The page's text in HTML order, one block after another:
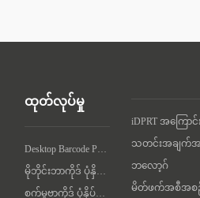
ထုတ်လုပ်မှု
iDPRT အကြောင်
ဘလော့ဂ်
မိတ်ဖက်အစီအစ